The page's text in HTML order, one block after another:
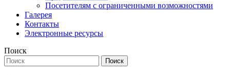
Посетителям с ограниченными возможностями
Галерея
Контакты
Электронные ресурсы
Поиск
Поиск